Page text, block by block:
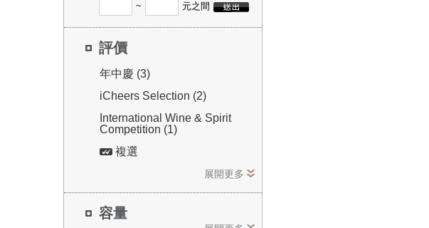
~ 元之間
評價
年中慶 (3)
iCheers Selection (2)
International Wine & Spirit
Competition (1)
複選
展開更多
容量